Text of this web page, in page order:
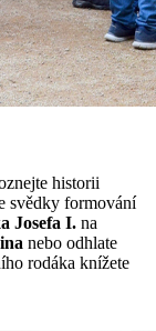
historii
svědky formování
Josefa I. na
nebo odhlate
rodáka knížete